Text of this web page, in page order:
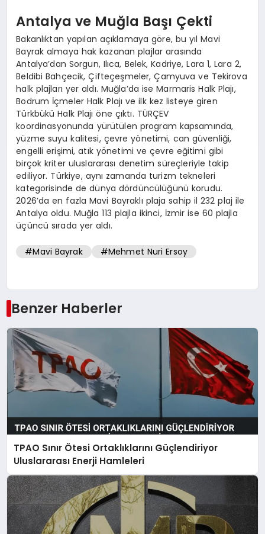
Antalya ve Muğla Başı Çekti
Bakanlıktan yapılan açıklamaya göre, bu yıl Mavi
Bayrak almaya hak kazanan plajlar arasında
Antalya’dan Sorgun, Ilıca, Belek, Kadriye, Lara 1, Lara 2,
Beldibi Bahçecik, Çifteçeşmeler, Çamyuva ve Tekirova
halk plajları yer aldı. Muğla’da ise Marmaris Halk Plajı,
Bodrum İçmeler Halk Plajı ve ilk kez listeye giren
Türkbükü Halk Plajı öne çıktı. TÜRÇEV
koordinasyonunda yürütülen program kapsamında,
yüzme suyu kalitesi, çevre yönetimi, can güvenliği,
engelli erişimi, atık yönetimi ve çevre eğitimi gibi
birçok kriter uluslararası denetim süreçleriyle takip
ediliyor. Türkiye, aynı zamanda turizm tekneleri
kategorisinde de dünya dördüncülüğünü korudu.
2026’da en fazla Mavi Bayraklı plaja sahip il 232 plaj ile
Antalya oldu. Muğla 113 plajla ikinci, İzmir ise 60 plajla
üçüncü sırada yer aldı.
#Mavi Bayrak #Mehmet Nuri Ersoy
Benzer Haberler
TPAO Sınır Ötesi Ortaklıklarını Güçlendiriyor
Uluslararası Enerji Hamleleri